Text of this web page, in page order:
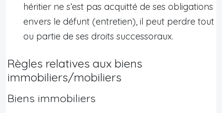
héritier ne s’est pas acquitté de ses obligations
envers le défunt (entretien), il peut perdre tout
ou partie de ses droits successoraux.
Règles relatives aux biens
immobiliers/mobiliers
Biens immobiliers